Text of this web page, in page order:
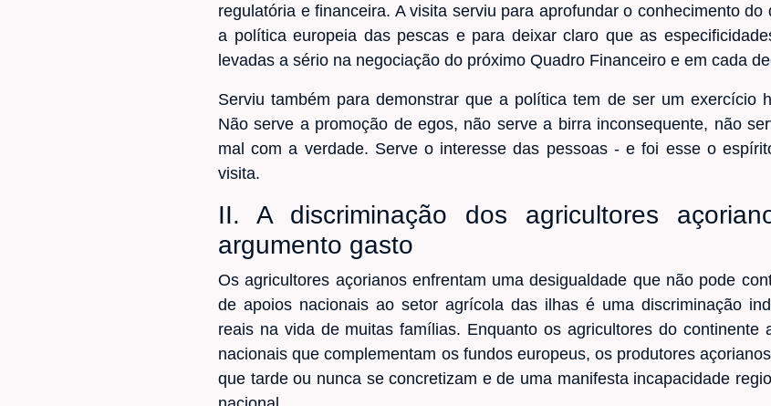
regulatória e financeira. A visita serviu para aprofundar o conhecimento
a política europeia das pescas e para deixar claro que as
levadas a sério na negociação do próximo Quadro Financeiro e em cada
Serviu também para demonstrar que a política tem de ser um exercício
Não serve a promoção de egos, não serve a birra inconsequente, não
mal com a verdade. Serve o interesse das pessoas - e foi esse o
visita.
II. A discriminação dos agricultores
argumento gasto
Os agricultores açorianos enfrentam uma desigualdade que não pode
de apoios nacionais ao setor agrícola das ilhas é uma discriminação
reais na vida de muitas famílias. Enquanto os agricultores do continente
nacionais que complementam os fundos europeus, os produtores
que tarde ou nunca se concretizam e de uma manifesta incapacidade